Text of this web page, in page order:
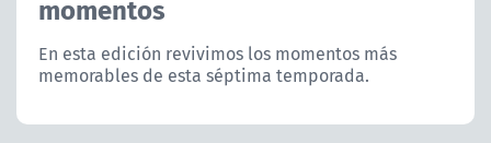
CORPORATIVO Y TRANSPARENCIA
momentos
En esta edición revivimos los momentos más
memorables de esta séptima temporada.